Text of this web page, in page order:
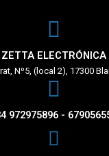
ZETTA ELECTRÓNICA
Nº5, (local 2), 17300
972975896 -